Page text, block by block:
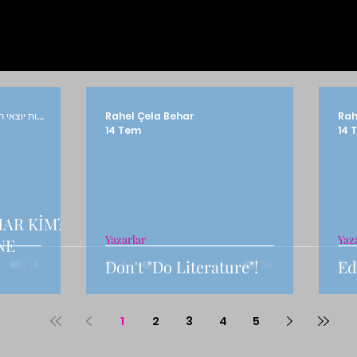
KİM?
TÜRKİYELİLER BİRLİĞİ התאחדות יוצאי תורכיה
Don't "Do Literature"!
Yazarlar
Rahel Çela Behar
14 Tem
14
1 2 3 4 5